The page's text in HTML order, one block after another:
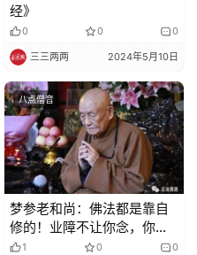
经》
0 0 0
三三两两 2024年5月10日
八点僧音
梦参老和尚：佛法都是靠自
修的！业障不让你念，你一
定要念
1 0 0